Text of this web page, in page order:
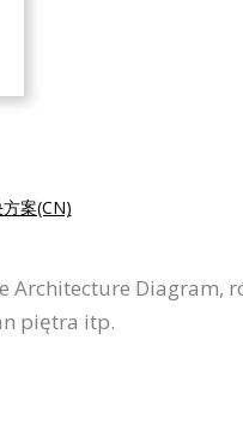
案(CN)
Architecture Diagram,
piętra itp.